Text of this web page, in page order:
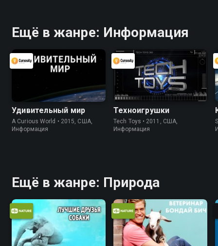
Ещё в жанре: Информация
Удивительный мир
A Curious World • 2015, США,
Информация
Техноигрушки
Tech Toys • 2011, США,
Информация
Ещё в жанре: Природа